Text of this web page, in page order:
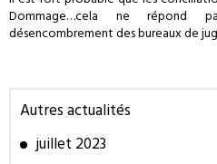
Dommage…cela ne répond
désencombrement des bureaux de
Autres actualités
juillet 2023